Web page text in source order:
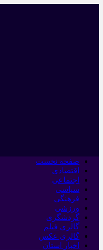
صفحه نخست
اقتصادی
اجتماعی
سیاسی
فرهنگی
ورزشی
گردشگری
گالری فیلم
گالری عکس
اخبار استان